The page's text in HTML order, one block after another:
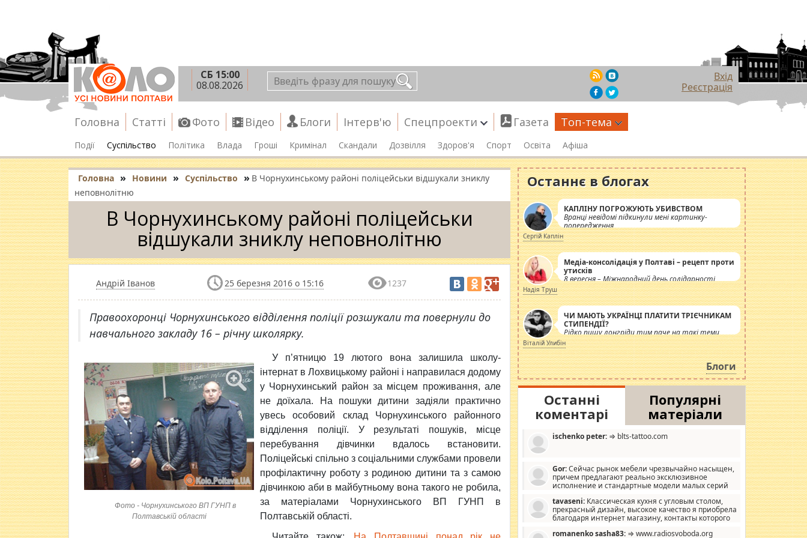
СБ 15:00
08.08.2026
Вхід
Реєстрація
Головна Статті Фото Відео Блоги Інтерв'ю Спецпроекти Газета Топ-тема
Події Суспільство Політика Влада Гроші Кримінал Скандали Дозвілля Здоров'я Спорт Освіта Афіша
Головна » Новини » Суспільство » В Чорнухинському районі поліцейськи відшукали зниклу
неповнолітню
В Чорнухинському районі поліцейськи
відшукали зниклу неповнолітню
Андрій Іванов 25 березня 2016 о 15:16 1237
Правоохоронці Чорнухинського відділення поліції розшукали та повернули до
навчального закладу 16 – річну школярку.
Фото - Чорнухинського ВП ГУНП в
Полтавській області
У п’ятницю 19 лютого вона залишила школу-
інтернат в Лохвицькому районі і направилася додому
у Чорнухинський район за місцем проживання, але
не доїхала. На пошуки дитини задіяли практично
увесь особовий склад Чорнухинського районного
відділення поліції. У результаті пошуків, місце
перебування дівчинки вдалось встановити.
Поліцейські спільно з соціальними службами провели
профілактичну роботу з родиною дитини та з самою
дівчинкою аби в майбутньому вона такого не робила,
за матеріалами Чорнухинського ВП ГУНП в
Полтавській області.
Останнє в блогах
КАПЛІНУ ПОГРОЖУЮТЬ УБИВСТВОМ
Вранці невідомі підкинули мені картинку-
попередження
Сергій Каплін
Медіа-консолідація у Полтаві – рецепт проти
утисків
8 вересня – Міжнародний день солідарності
журналістів.
Надія Труш
ЧИ МАЮТЬ УКРАЇНЦІ ПЛАТИТИ ТРІЄЧНИКАМ
СТИПЕНДІЇ?
Рідко пишу лонгріди тим паче на такі теми,
але вже просто дістало! Обурюють сьогоднішні
інсенуації навколо стипендіального питання.
Штучно роздувається ще одна соціальна
катастрофа.
Віталій Улибін
Блоги
Останні
коментарі
Популярні
матеріали
ischenko peter: ⇒ blts-tattoo.com
Gor:Сейчас рынок мебели чрезвычайно насыщен,
причем предлагают реально эксклюзивное
исполнение и стандартные модели малых серий
дизайну, мало походит на стандартные формы, в MebelOk,
креативненько и что главное - со вкусом все в порядке,
без ненужных наворотов удорожающих мебель, а это не
tavaseni: Классическая кухня с угловым столом,
прекрасный дизайн, высокое качество я приобрела
благодаря интернет магазину, контакты которого
romanenko sasha83: ⇒ www.radiosvoboda.org